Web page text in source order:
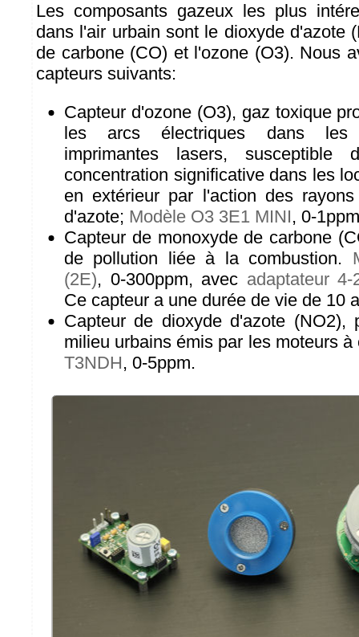
Les composants gazeux les plus
dans l'air urbain sont le dioxyde d'azote
de carbone (CO) et l'ozone (O3). Nous
capteurs suivants:
Capteur d'ozone (O3), gaz toxique
les arcs électriques dans les
imprimantes lasers,
concentration significative dans les
en extérieur par l'action des
d'azote; Modèle O3 3E1 MINI, 0-
Capteur de monoxyde de carbone
de pollution liée à la combustion.
(2E), 0-300ppm, avec adaptateur
Ce capteur a une durée de vie de 10
Capteur de dioxyde d'azote (NO2),
milieu urbains émis par les moteurs
T3NDH, 0-5ppm.